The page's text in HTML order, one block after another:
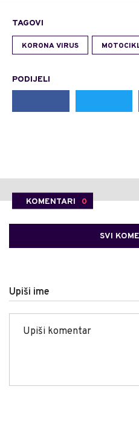
TAGOVI
KORONA VIRUS
PODIJELI
KOMENTARI 0
SVI
Upiši ime